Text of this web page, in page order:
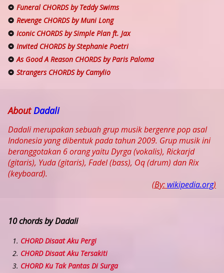
Funeral CHORDS by Teddy Swims
Revenge CHORDS by Muni Long
Iconic CHORDS by Simple Plan ft. Jax
Invited CHORDS by Stephanie Poetri
As Good A Reason CHORDS by Paris Paloma
Strangers CHORDS by Camylio
AboutDadali
Dadali merupakan sebuah grup musik bergenre pop asal
Indonesia yang dibentuk pada tahun 2009. Grup musik ini
beranggotakan 6 orang yaitu Dyrga (vokalis), Rickarjd
(gitaris), Yuda (gitaris), Fadel (bass), Oq (drum) dan Rix
(keyboard).
(By: wikipedia.org)
10 chords by Dadali
CHORD Disaat Aku Pergi
CHORD Disaat Aku Tersakiti
CHORD Ku Tak Pantas Di Surga